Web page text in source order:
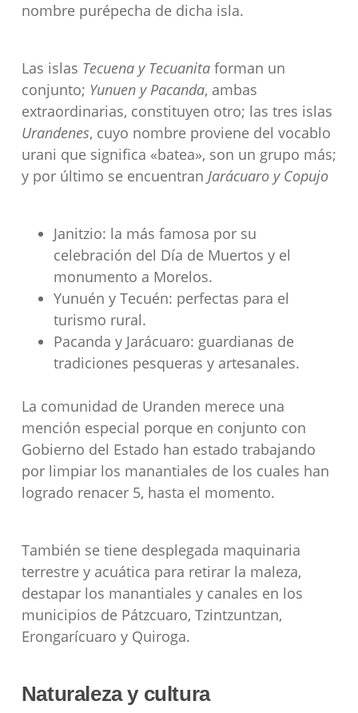
nombre purépecha de dicha isla.
Las islas Tecuena y Tecuanitaforman un
conjunto; Yunuen y Pacanda, ambas
extraordinarias, constituyen otro; las tres islas
Urandenes, cuyo nombre proviene del vocablo
urani que significa «batea», son un grupo más;
y por último se encuentran Jarácuaro y Copujo
Janitzio: la más famosa por su
celebración del Día de Muertos y el
monumento a Morelos.
Yunuén y Tecuén: perfectas para el
turismo rural.
Pacanda y Jarácuaro: guardianas de
tradiciones pesqueras y artesanales.
La comunidad de Uranden merece una
mención especial porque en conjunto con
Gobierno del Estado han estado trabajando
por limpiar los manantiales de los cuales han
logrado renacer 5, hasta el momento.
También se tiene desplegada maquinaria
terrestre y acuática para retirar la maleza,
destapar los manantiales y canales en los
municipios de Pátzcuaro, Tzintzuntzan,
Erongarícuaro y Quiroga.
Naturaleza y cultura